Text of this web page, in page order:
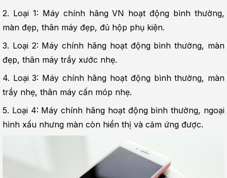
2. Loại 1: Máy chính hãng VN hoạt động bình thường,
màn đẹp, thân máy đẹp, đủ hộp phụ kiện.
3. Loại 2: Máy chính hãng hoạt động bình thường, màn
đẹp, thân máy trầy xước nhẹ.
4. Loại 3: Máy chính hãng hoạt động bình thường, màn
trầy nhẹ, thân máy cấn móp nhẹ.
5. Loại 4: Máy chính hãng hoạt động bình thường, ngoại
hình xấu nhưng màn còn hiển thị và cảm ứng được.